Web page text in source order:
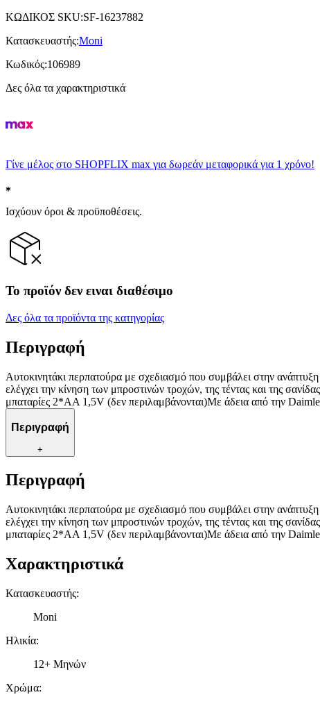
ΚΩΔΙΚΟΣ SKU:SF-16237882
Κατασκευαστής:Moni
Κωδικός:106989
Δες όλα τα χαρακτηριστικά
Γίνε μέλος στο SHOPFLIX max για δωρεάν μεταφορικά για 1 χρόνο!
Ισχύουν όροι & προϋποθέσεις.
Το προϊόν δεν ειναι διαθέσιμο
Δες όλα τα προϊόντα της κατηγορίας
Περιγραφή
Αυτοκινητάκι περπατούρα με σχεδιασμό που συμβάλει στην
ελέγχει την κίνηση των μπροστινών τροχών, της τέντας και της
μπαταρίες 2*AA 1,5V (δεν περιλαμβάνονται)Με άδεια από την
Περιγραφή
+
Περιγραφή
Αυτοκινητάκι περπατούρα με σχεδιασμό που συμβάλει στην
ελέγχει την κίνηση των μπροστινών τροχών, της τέντας και της
μπαταρίες 2*AA 1,5V (δεν περιλαμβάνονται)Με άδεια από την
Χαρακτηριστικά
Κατασκευαστής:
Moni
Ηλικία:
12+ Μηνών
Χρώμα: